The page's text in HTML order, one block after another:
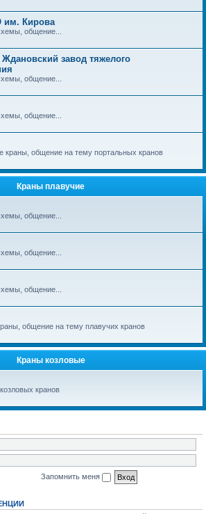
им. Кирова
общение...
Ждановский завод тяжелого
общение...
общение...
краны, общение на тему портальных кранов
Краны плавучие
общение...
общение...
общение...
общение на тему плавучих кранов
Краны козловые
кранов
Запомнить меня